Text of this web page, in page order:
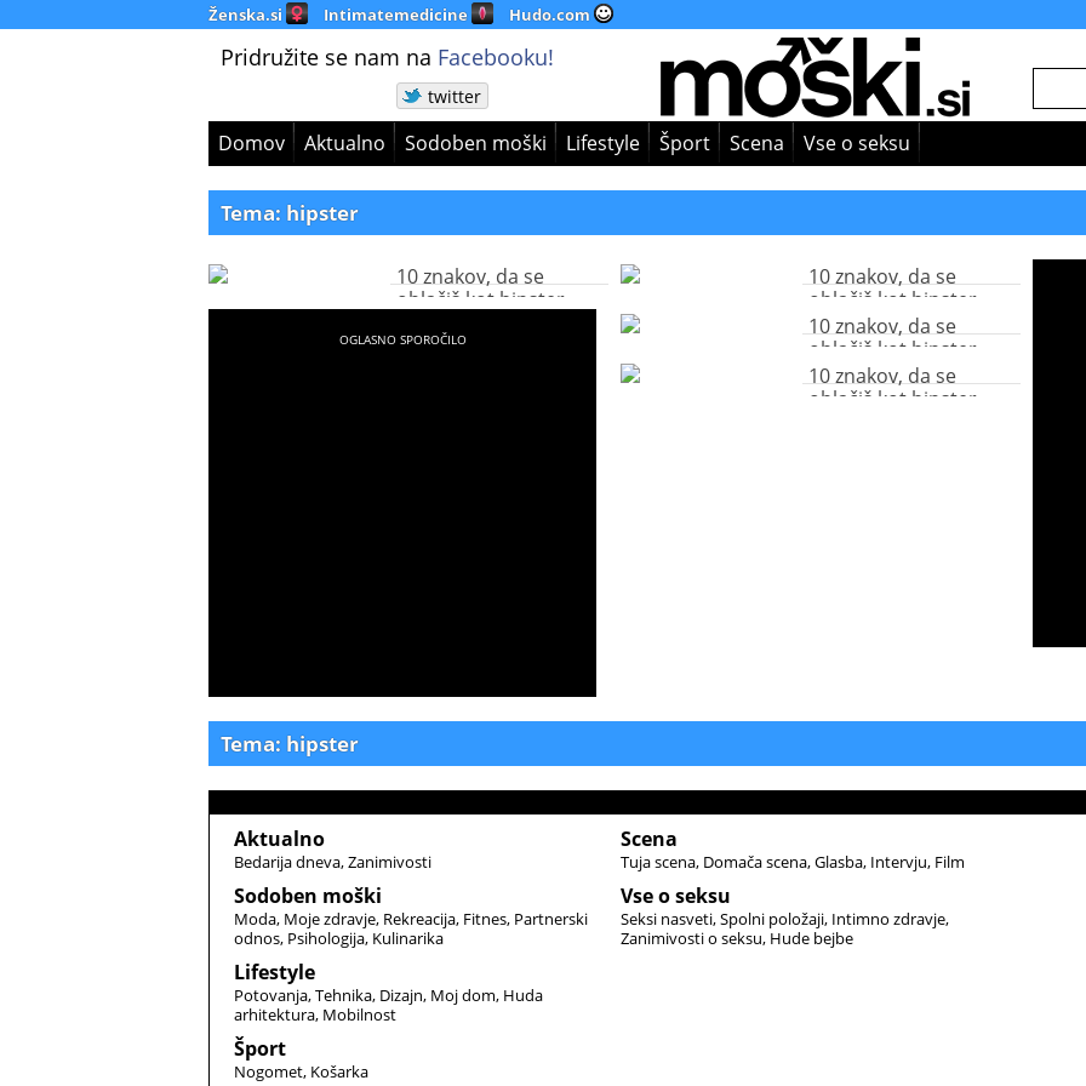
Ženska.si Intimatemedicine Hudo.com
Pridružite se nam na Facebooku!
twitter
Domov Aktualno Sodoben moški Lifestyle Šport Scena Vse o seksu
Tema: hipster
10 znakov, da se
oblačiš kot hipster
10 znakov, da se
oblačiš kot hipster
10 znakov, da se
oblačiš kot hipster
10 znakov, da se
oblačiš kot hipster
Tema: hipster
Aktualno
Bedarija dneva Zanimivosti
Sodoben moški
Moda Moje zdravje Rekreacija Fitnes Partnerski
odnos Psihologija Kulinarika
Lifestyle
Potovanja Tehnika Dizajn Moj dom Huda
arhitektura Mobilnost
Šport
Nogomet Košarka
Scena
Tuja scena Domača scena Glasba Intervju Film
Vse o seksu
Seksi nasveti Spolni položaji Intimno zdravje
Zanimivosti o seksu Hude bejbe